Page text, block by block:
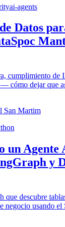
ai-agents
Datos
cumplimiento de
cómo dejar que
San Martim
un Agente
y
que descubre
negocio usando